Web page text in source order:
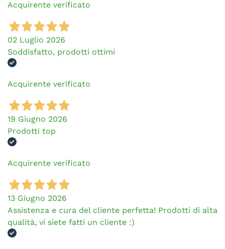
Acquirente verificato
02 Luglio 2026
Soddisfatto, prodotti ottimi
Acquirente verificato
19 Giugno 2026
Prodotti top
Acquirente verificato
13 Giugno 2026
Assistenza e cura del cliente perfetta! Prodotti di alta
qualità, vi siete fatti un cliente :)